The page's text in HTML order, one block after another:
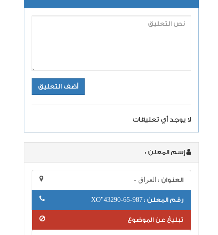
لا يوجد أي تعليقات
إسم المعلن :
العنوان :العراق -
رقم المعلن :987-65-43290"XO
تبليغ عن الموضوع